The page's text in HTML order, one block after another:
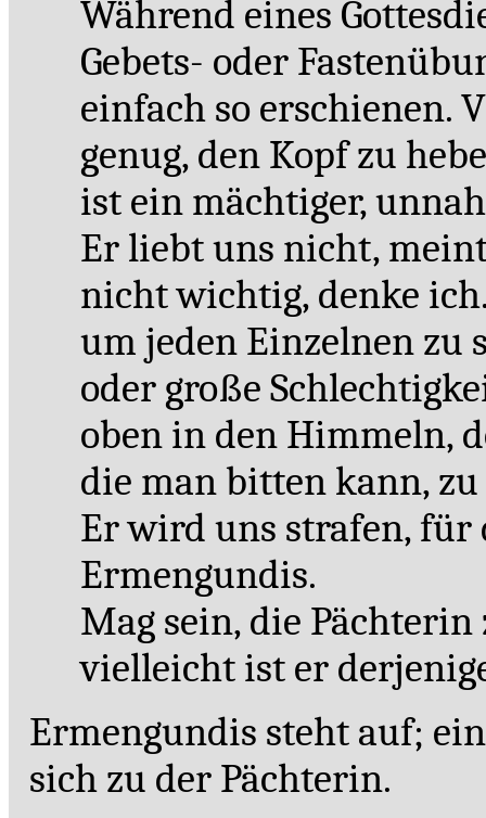
Während eines
Gebets- oder
einfach so
genug, den Kopf zu
ist ein mächtiger,
Er liebt uns nicht,
nicht wichtig, denke
um jeden Einzelnen zu
oder große
oben in den Himmeln,
die man bitten kann,
Er wird uns strafen, für
Ermengundis.
Mag sein, die
vielleicht ist er
Ermengundis steht auf;
sich zu der Pächterin.